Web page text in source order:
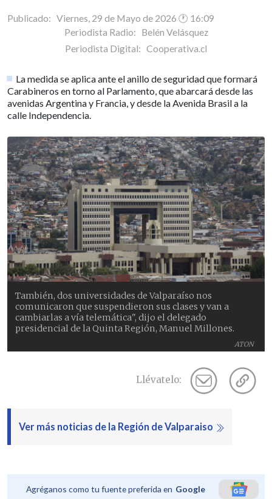
Publicado: Viernes, 29 de Mayo de 2026 🕐 16:09
Periodista Radio: Belén Velásquez
Periodista Digital: Cooperativa.cl
La medida se aplica ante el anillo de seguridad que formará
Carabineros en torno al Parlamento, que abarcará desde las
avenidas Argentina y Francia, y desde la Avenida Brasil a la
calle Independencia.
ATON
También, dos universidades de Valparaíso nos
comunicaron que suspendieron sus clases y van a
cambiarlas a vía telemática", dijo el delegado
presidencial de la Quinta Región, Manuel Millones.
Llévatelo:
Ver más noticias de la Región de Valparaiso
Agréganos como tu fuente preferida en Google